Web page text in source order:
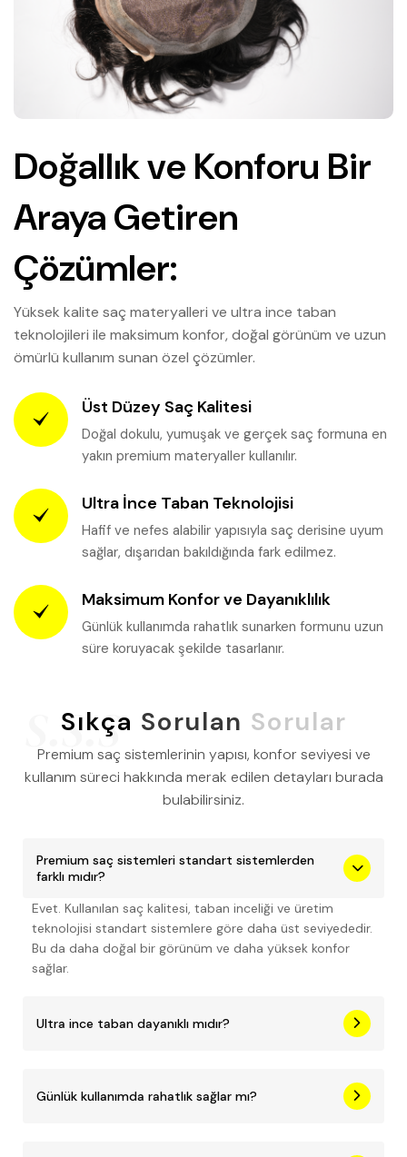
Doğallık ve Konforu Bir
Araya Getiren
Çözümler:
Yüksek kalite saç materyalleri ve ultra ince taban
teknolojileri ile maksimum konfor, doğal görünüm ve uzun
ömürlü kullanım sunan özel çözümler.
Üst Düzey Saç Kalitesi
Doğal dokulu, yumuşak ve gerçek saç formuna en
yakın premium materyaller kullanılır.
Ultra İnce Taban Teknolojisi
Hafif ve nefes alabilir yapısıyla saç derisine uyum
sağlar, dışarıdan bakıldığında fark edilmez.
Maksimum Konfor ve Dayanıklılık
Günlük kullanımda rahatlık sunarken formunu uzun
süre koruyacak şekilde tasarlanır.
Sıkça Sorulan Sorular
Premium saç sistemlerinin yapısı, konfor seviyesi ve
kullanım süreci hakkında merak edilen detayları burada
bulabilirsiniz.
Premium saç sistemleri standart sistemlerden
farklı mıdır?
Evet. Kullanılan saç kalitesi, taban inceliği ve üretim
teknolojisi standart sistemlere göre daha üst seviyededir.
Bu da daha doğal bir görünüm ve daha yüksek konfor
sağlar.
Ultra ince taban dayanıklı mıdır?
Günlük kullanımda rahatlık sağlar mı?